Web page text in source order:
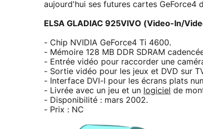
aujourd'hui ses futures cartes GeForce4
ELSA GLADIAC 925VIVO (Video-In/
- Chip NVIDIA GeForce4 Ti 4600.
- Mémoire 128 MB DDR SDRAM
- Entrée vidéo pour raccorder une
- Sortie vidéo pour les jeux et DVD sur
- Interface DVI-I pour les écrans plats
- Livrée avec un jeu et un logiciel de
- Disponibilité : mars 2002.
- Prix : NC